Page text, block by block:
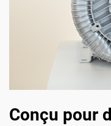
Conçu pour